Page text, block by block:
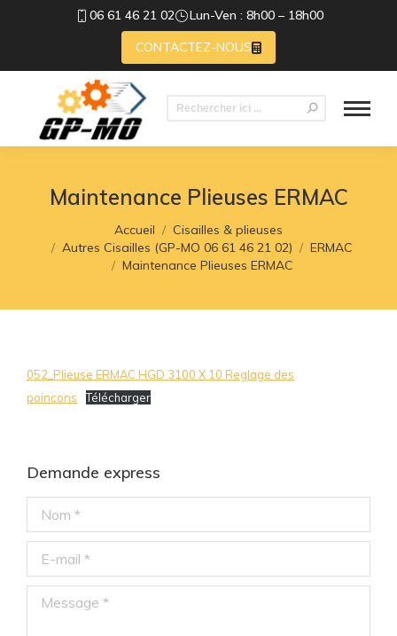
06 61 46 21 02
Lun-Ven : 8h00 – 18h00
CONTACTEZ-NOUS
Recherche
Maintenance Plieuses ERMAC
Accueil
Cisailles & plieuses
Autres Cisailles (GP-MO 06 61 46 21 02)
ERMAC
Maintenance Plieuses ERMAC
052_Plieuse ERMAC HGD 3100 X 10 Reglage des
poincons
Télécharger
Demande express
Nom *
E-mail *
Message *